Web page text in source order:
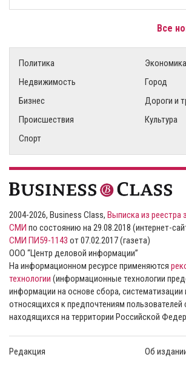
Все
Политика
Экономика
Недвижимость
Город
Бизнес
Дороги и
Происшествия
Культура
Спорт
2004-2026, Business Class, Выписка из реестра
СМИ по состоянию на 29.08.2018 (интернет-
СМИ ПИ59-1143 от 07.02.2017 (газета)
ООО “Центр деловой информации”
На информационном ресурсе применяются
технологии (информационные технологии
информации на основе сбора, систематизации
относящихся к предпочтениям пользователей
находящихся на территории Российской
Редакция Об